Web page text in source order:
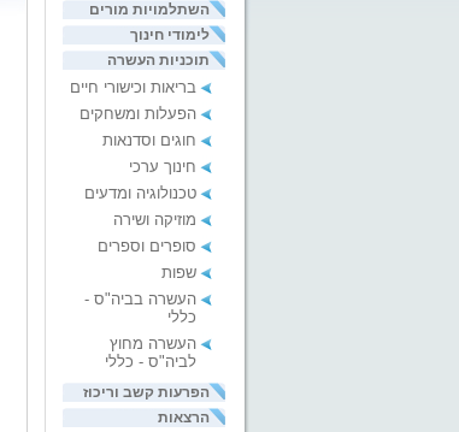
השתלמויות מורים
לימודי חינוך
תוכניות העשרה
בריאות וכישורי חיים
הפעלות ומשחקים
חוגים וסדנאות
חינוך ערכי
טכנולוגיה ומדעים
מוזיקה ושירה
סופרים וספרים
שפות
העשרה בביה"ס -
כללי
העשרה מחוץ
לביה"ס - כללי
הפרעות קשב וריכוז
הרצאות